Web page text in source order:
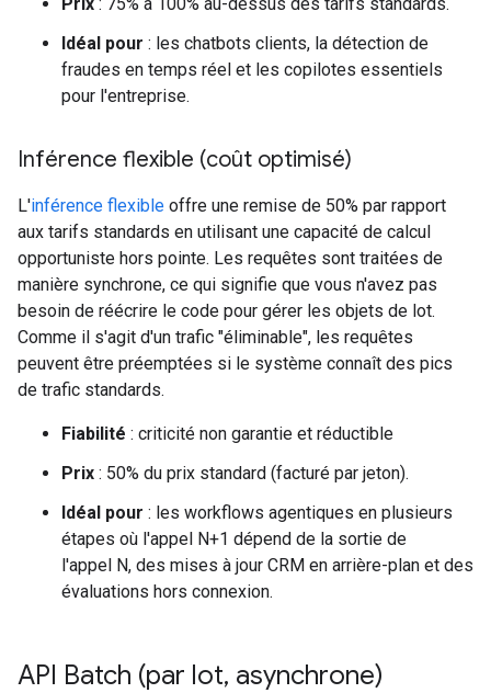
Idéal pour : les chatbots clients, la détection de
fraudes en temps réel et les copilotes essentiels
pour l'entreprise.
Inférence flexible (coût optimisé)
L'inférence flexible offre une remise de 50% par rapport
aux tarifs standards en utilisant une capacité de calcul
opportuniste hors pointe. Les requêtes sont traitées de
manière synchrone, ce qui signifie que vous n'avez pas
besoin de réécrire le code pour gérer les objets de lot.
Comme il s'agit d'un trafic "éliminable", les requêtes
peuvent être préemptées si le système connaît des pics
de trafic standards.
Fiabilité : criticité non garantie et réductible
Prix : 50% du prix standard (facturé par jeton).
Idéal pour : les workflows agentiques en plusieurs
étapes où l'appel N+1 dépend de la sortie de
l'appel N, des mises à jour CRM en arrière-plan et des
évaluations hors connexion.
API Batch (par lot, asynchrone)